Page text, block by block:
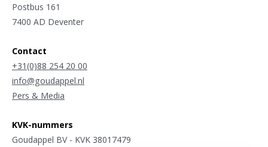
Postbus 161
7400 AD Deventer
Contact
+31(0)88 254 20 00
info@goudappel.nl
Pers & Media
KVK-nummers
Goudappel BV - KVK 38017479